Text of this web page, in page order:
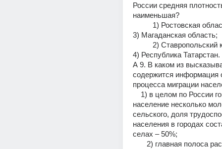
России средняя
наименьшая?
3) Магаданская область;
4) Республика Татарстан.
А 9. В каком из
содержится информация
процесса миграции
население несколько
сельского, доля
населения в городах
селах – 50%;